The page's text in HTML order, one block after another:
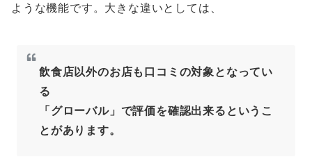
ような機能です。大きな違いとしては、
飲食店以外のお店も口コミの対象となってい
る
「グローバル」で評価を確認出来るというこ
とがあります。